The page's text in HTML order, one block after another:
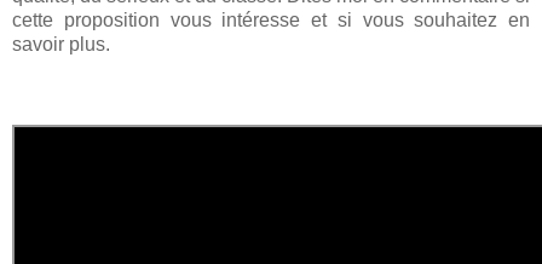
cette proposition vous intéresse et si vous souhaitez en
savoir plus.